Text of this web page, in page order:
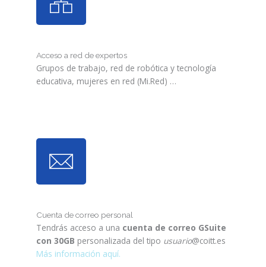
Acceso a red de expertos
Grupos de trabajo, red de robótica y tecnología
educativa, mujeres en red (Mi.Red) …
Cuenta de correo personal
Tendrás acceso a una cuenta de correo GSuite
con 30GB personalizada del tipo usuario@coitt.es
Más información aquí.